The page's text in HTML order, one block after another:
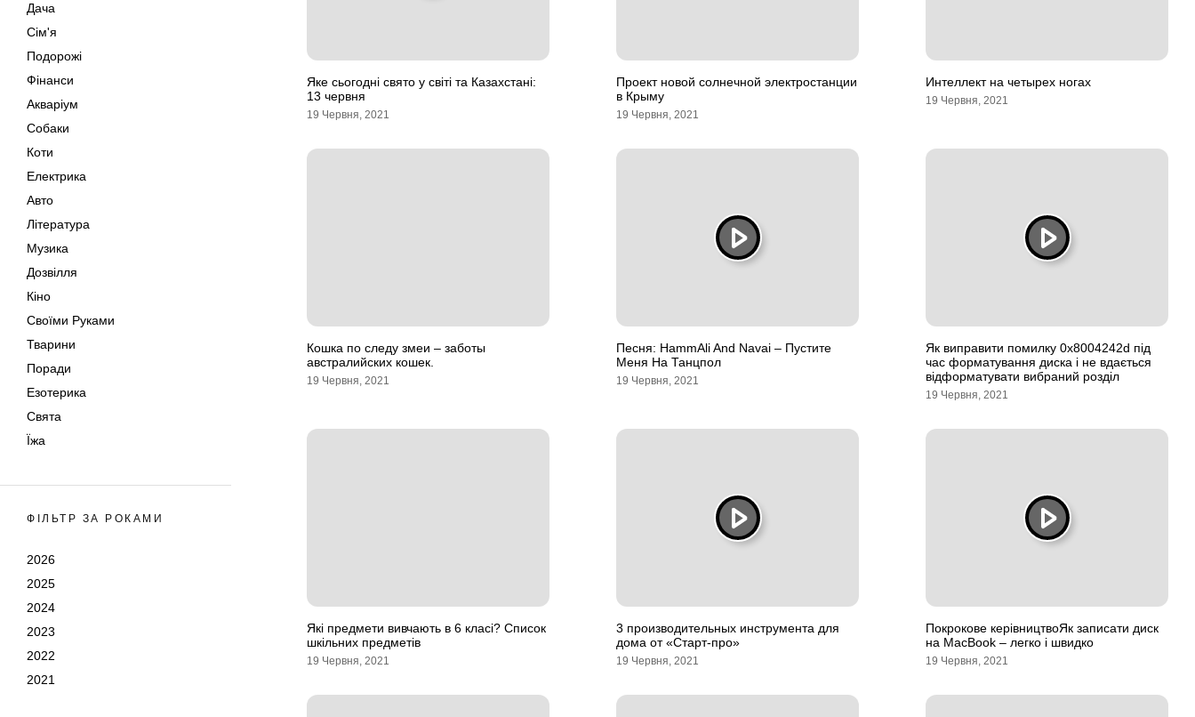
Дача
Сім'я
Подорожі
Фінанси
Акваріум
Собаки
Коти
Електрика
Авто
Література
Музика
Дозвілля
Кіно
Своїми Руками
Тварини
Поради
Езотерика
Свята
Їжа
ФІЛЬТР ЗА РОКАМИ
2026
2025
2024
2023
2022
2021
Яке сьогодні свято у світі та Казахстані:
13 червня
19 Червня, 2021
Проект новой солнечной электростанции
в Крыму
19 Червня, 2021
Интеллект на четырех ногах
19 Червня, 2021
Кошка по следу змеи – заботы
австралийских кошек.
19 Червня, 2021
Песня: HammAli And Navai – Пустите
Меня На Танцпол
19 Червня, 2021
Як виправити помилку 0x8004242d під
час форматування диска і не вдається
відформатувати вибраний розділ
19 Червня, 2021
Які предмети вивчають в 6 класі? Список
шкільних предметів
19 Червня, 2021
3 производительных инструмента для
дома от «Старт-про»
19 Червня, 2021
Покрокове керівництвоЯк записати диск
на MacBook – легко і швидко
19 Червня, 2021